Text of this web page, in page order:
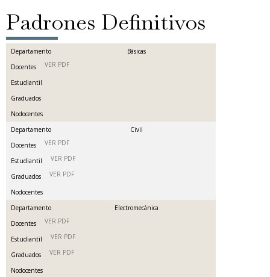
Padrones Definitivos
Departamento
Básicas
Docentes
VER PDF
Estudiantil
Graduados
Nodocentes
Departamento
Civil
Docentes
VER PDF
Estudiantil VER PDF
Graduados VER PDF
Nodocentes
Departamento
Electromecánica
Docentes
VER PDF
Estudiantil VER PDF
Graduados VER PDF
Nodocentes